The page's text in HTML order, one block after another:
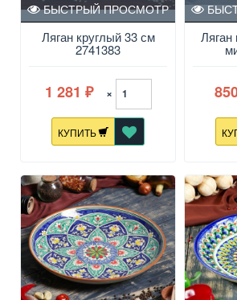
Ляган круглый 33 см
2741383
БЫСТРЫЙ ПРОСМОТР
1 281 ₽ ×
КУПИТЬ
Ляган